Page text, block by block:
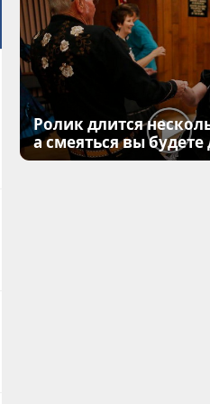
Ролик длится
а смеяться вы будете